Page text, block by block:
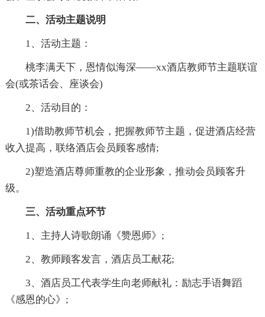
二、活动主题说明
1、活动主题：
桃李满天下，恩情似海深——xx酒店教师节主题联谊
会(或茶话会、座谈会)
2、活动目的：
1)借助教师节机会，把握教师节主题，促进酒店经营
收入提高，联络酒店会员顾客感情;
2)塑造酒店尊师重教的企业形象，推动会员顾客升
级。
三、活动重点环节
1、主持人诗歌朗诵《赞恩师》;
2、教师顾客发言，酒店员工献花;
3、酒店员工代表学生向老师献礼：励志手语舞蹈
《感恩的心》;